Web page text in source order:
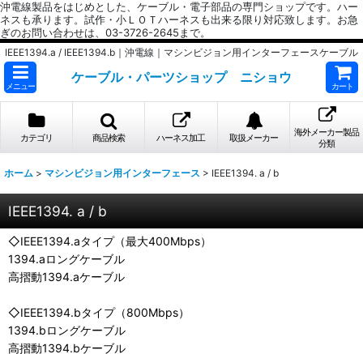
沖電線製品をはじめとした、ケーブル・電子部品の専門ショップです。ハー
ネスも承ります。試作・小ＬＯＴハーネスも出来る限り対応致します。お急
ぎのお問い合わせは、03-3726-2645まで。
IEEE1394.a / IEEE1394.b｜沖電線｜マシンビジョン用インターフェースケーブル
メニュー
ケーブル・パーツショップ ニショウ
カート
カテゴリ 商品検索 ハーネス加工 取扱メーカー
海外メーカー製品
分類
ホーム > マシンビジョン用インターフェース > IEEE1394. a / b
IEEE1394. a / b
◇IEEE1394.aタイプ（最大400Mbps）
1394.aロングケーブル
高摺動1394.aケーブル
◇IEEE1394.bタイプ（800Mbps）
1394.bロングケーブル
高摺動1394.bケーブル